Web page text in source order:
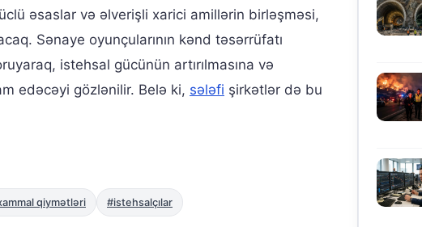
əsaslar və əlverişli xarici amillərin birləşməsi,
Sənaye oyunçularının kənd təsərrüfatı
istehsal gücünün artırılmasına və
edəcəyi gözlənilir. Belə ki, sələfi şirkətlər də bu
qiymətləri #istehsalçılar